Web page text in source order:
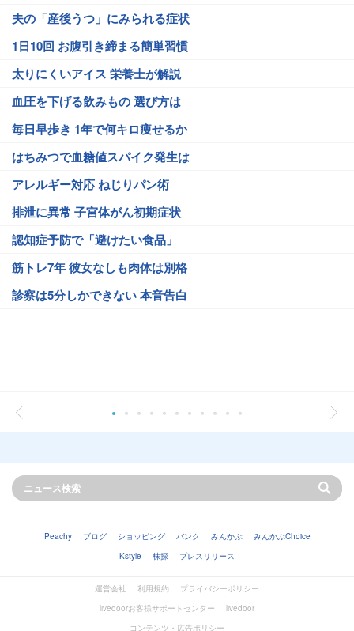
夫の「産後うつ」にみられる症状
1日10回 お腹引き締まる簡単習慣
太りにくいアイス 栄養士が解説
血圧を下げる飲みもの 選び方は
毎日早歩き 1年で何キロ痩せるか
はちみつで血糖値スパイク発生は
アレルギー対応 ねじりパン術
排泄に異常 子宮体がん初期症状
認知症予防で「避けたい食品」
筋トレ7年 彼女なしも肉体は別格
診察は5分しかできない 本音告白
Peachy ブログ ショッピング バンク みんかぶ
みんかぶChoice
Kstyle
株探 プレスリリース
運営会社 利用規約
プライバシーポリシー
livedoorお客様サポートセンター
livedoor
コンテンツ・広告ポリシー